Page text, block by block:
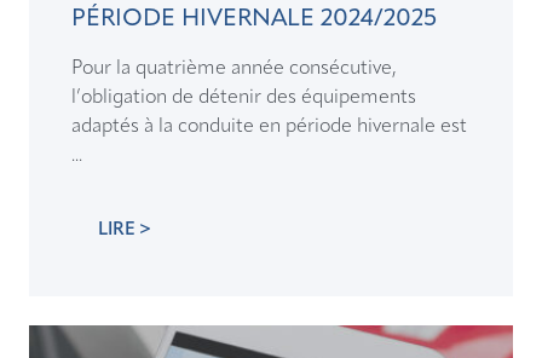
PÉRIODE HIVERNALE 2024/2025
Pour la quatrième année consécutive,
l’obligation de détenir des équipements
adaptés à la conduite en période hivernale est
...
LIRE >